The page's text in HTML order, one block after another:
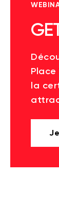
la